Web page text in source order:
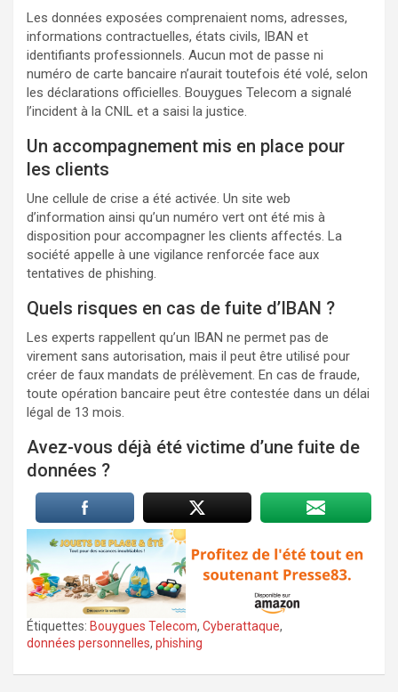
Les données exposées comprenaient noms, adresses,
informations contractuelles, états civils, IBAN et
identifiants professionnels. Aucun mot de passe ni
numéro de carte bancaire n’aurait toutefois été volé, selon
les déclarations officielles. Bouygues Telecom a signalé
l’incident à la CNIL et a saisi la justice.
Un accompagnement mis en place pour
les clients
Une cellule de crise a été activée. Un site web
d’information ainsi qu’un numéro vert ont été mis à
disposition pour accompagner les clients affectés. La
société appelle à une vigilance renforcée face aux
tentatives de phishing.
Quels risques en cas de fuite d’IBAN ?
Les experts rappellent qu’un IBAN ne permet pas de
virement sans autorisation, mais il peut être utilisé pour
créer de faux mandats de prélèvement. En cas de fraude,
toute opération bancaire peut être contestée dans un délai
légal de 13 mois.
Avez-vous déjà été victime d’une fuite de
données ?
Étiquettes: Bouygues Telecom, Cyberattaque,
données personnelles, phishing